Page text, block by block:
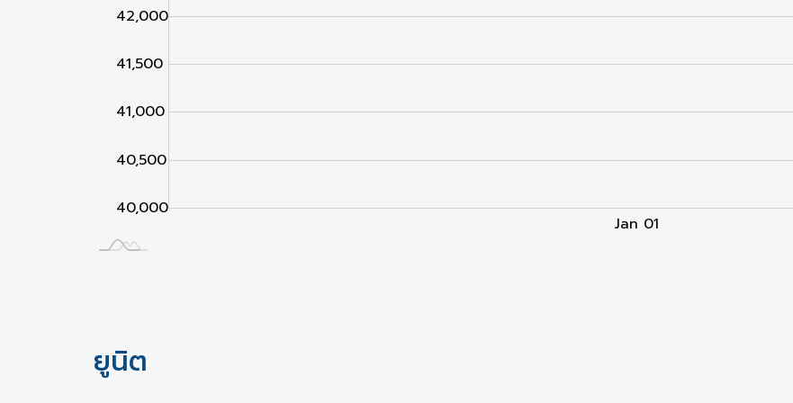
40,000
40,500
41,000
41,500
42,000
Jan 01
ยูนิต